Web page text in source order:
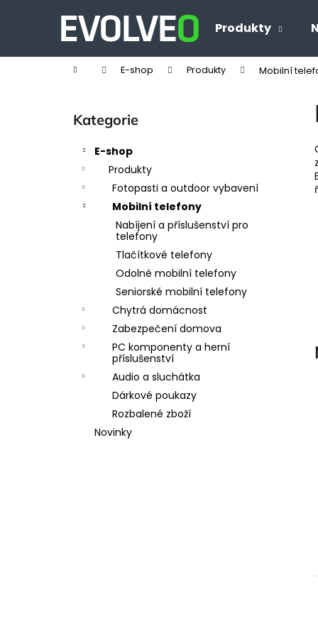
Produkty
Domů E-shop Produkty Mobilní
Přeskočit
kategorie
Kategorie
E-shop
Produkty
Fotopasti a outdoor vybavení
Mobilní telefony
Nabíjení a příslušenství pro
telefony
Tlačítkové telefony
Odolné mobilní telefony
Seniorské mobilní telefony
Chytrá domácnost
Zabezpečení domova
PC komponenty a herní
příslušenství
Audio a sluchátka
Dárkové poukazy
Rozbalené zboží
Novinky
í
Zpět
obchodu
Zpět
obchodu